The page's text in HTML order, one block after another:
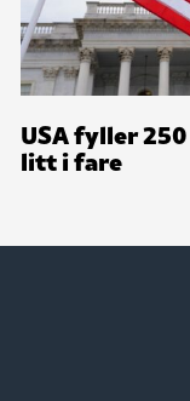
USA fyller
litt i fare